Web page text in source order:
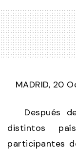
MADRID, 20
Después de
distintos
participantes